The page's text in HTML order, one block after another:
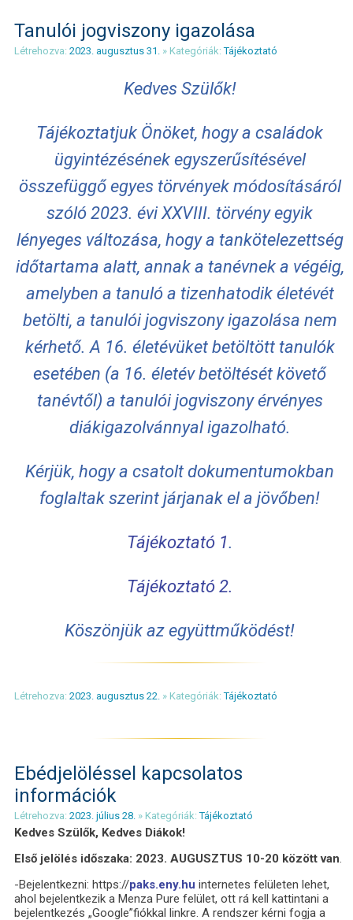
Tanulói jogviszony igazolása
Létrehozva: 2023. augusztus 31. » Kategóriák:Tájékoztató
Kedves Szülők!
Tájékoztatjuk Önöket, hogy a családok
ügyintézésének egyszerűsítésével
összefüggő egyes törvények módosításáról
szóló 2023. évi XXVIII. törvény egyik
lényeges változása, hogy a tankötelezettség
időtartama alatt, annak a tanévnek a végéig,
amelyben a tanuló a tizenhatodik életévét
betölti, a tanulói jogviszony igazolása nem
kérhető. A 16. életévüket betöltött tanulók
esetében (a 16. életév betöltését követő
tanévtől) a tanulói jogviszony érvényes
diákigazolvánnyal igazolható.
Kérjük, hogy a csatolt dokumentumokban
foglaltak szerint járjanak el a jövőben!
Tájékoztató 1.
Tájékoztató 2.
Köszönjük az együttműködést!
Létrehozva: 2023. augusztus 22. » Kategóriák:Tájékoztató
Ebédjelöléssel kapcsolatos
információk
Létrehozva: 2023. július 28. » Kategóriák:Tájékoztató
Kedves Szülők, Kedves Diákok!
Első jelölés időszaka: 2023. AUGUSZTUS 10-20 között van.
-Bejelentkezni: https://paks.eny.hu internetes felületen lehet,
ahol bejelentkezik a Menza Pure felület, ott rá kell kattintani a
bejelentkezés „Google”fiókkal linkre. A rendszer kérni fogja a